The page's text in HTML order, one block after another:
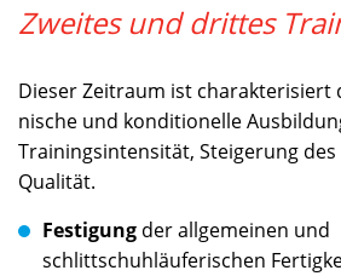
Zweites und drittes
Dieser Zeitraum ist
nische und konditionelle
Trainingsintensität, Steigerung
Qualität.
Festigung der allgemeinen und
schlittschuhläuferischen